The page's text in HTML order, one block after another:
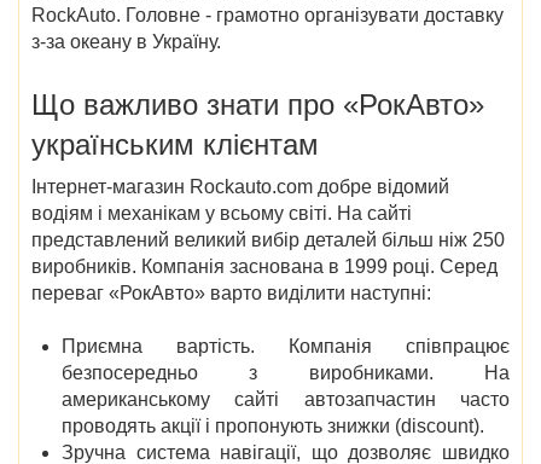
RockAuto. Головне - грамотно організувати доставку
з-за океану в Україну.
Що важливо знати про «РокАвто»
українським клієнтам
Інтернет-магазин Rockauto.com добре відомий
водіям і механікам у всьому світі. На сайті
представлений великий вибір деталей більш ніж 250
виробників. Компанія заснована в 1999 році. Серед
переваг «РокАвто» варто виділити наступні:
Приємна вартість. Компанія співпрацює
безпосередньо з виробниками. На
американському сайті автозапчастин часто
проводять акції і пропонують знижки (discount).
Зручна система навігації, що дозволяє швидко